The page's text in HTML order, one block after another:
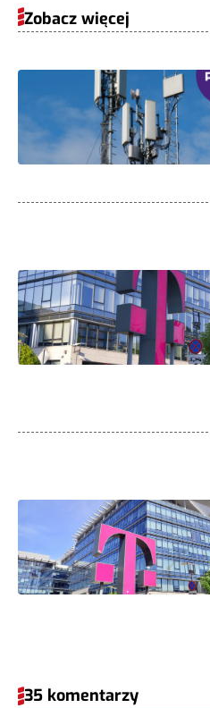
Zobacz więcej
35 komentarzy